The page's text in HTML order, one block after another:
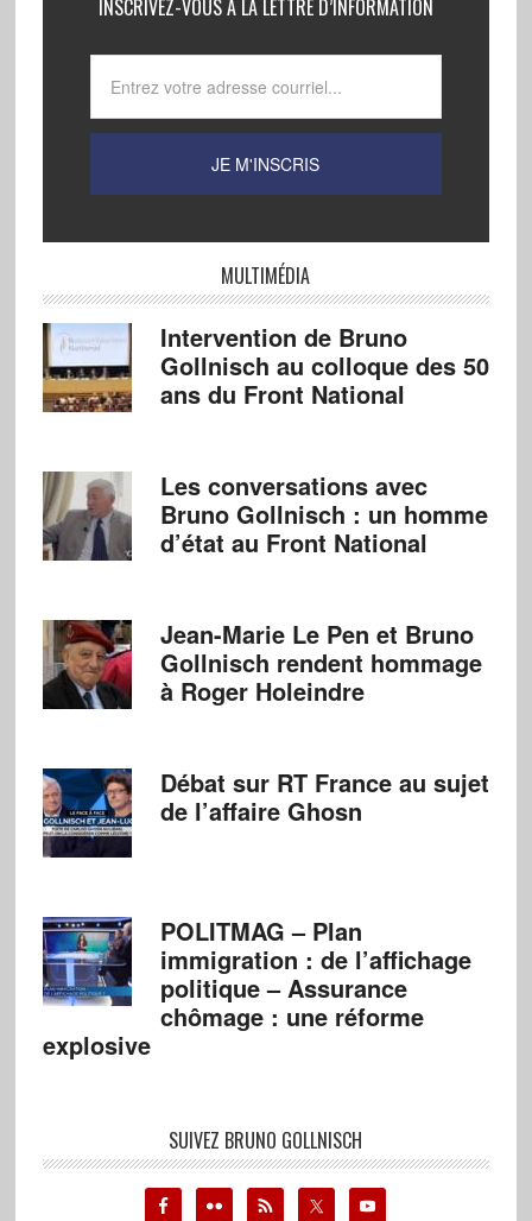
INSCRIVEZ-VOUS À LA LETTRE D’INFORMATION
MULTIMÉDIA
Intervention de Bruno
Gollnisch au colloque des 50
ans du Front National
Les conversations avec
Bruno Gollnisch : un homme
d’état au Front National
Jean-Marie Le Pen et Bruno
Gollnisch rendent hommage
à Roger Holeindre
Débat sur RT France au sujet
de l’affaire Ghosn
POLITMAG – Plan
immigration : de l’affichage
politique – Assurance
chômage : une réforme
explosive
SUIVEZ BRUNO GOLLNISCH